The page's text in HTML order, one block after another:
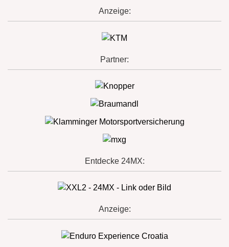
Anzeige:
Partner:
Entdecke 24MX:
Anzeige: